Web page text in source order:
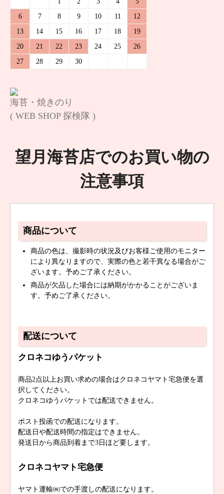
6
7 8 9 10 11
12
13
14 15 16 17 18
19
20
21 22 23 24 25
26
27
28 29 30
海苔・焼きのり
( WEB SHOP 探検隊 )
望月海苔店でのお買い物の
注意事項
商品について
商品の色は、撮影時の状況及びお客様ご使用のモニター
により異なりますので、実際の色と若干異なる場合がご
ざいます。予めご了承ください。
商品が欠品した場合には納期がかかることがございま
す。予めご了承ください。
配送について
クロネコゆうパケット
商品2点以上お買い求めの場合はクロネコヤマト宅急便を選
択してください。
クロネコゆうパケットでは配送できません。
ポスト投函での配送になります。
配送日や配送時間の指定はできません。
発送日から商品到着まで3日ほど要します。
クロネコヤマト宅急便
ヤマト運輸㈱での手渡しの配送になります。